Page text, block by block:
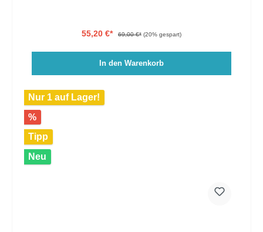
55,20 €* 69,00 €* (20% gespart)
In den Warenkorb
Nur 1 auf Lager!
%
Tipp
Neu